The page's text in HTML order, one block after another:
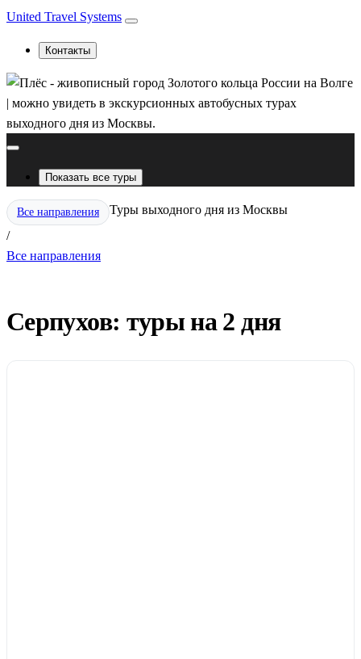
United Travel Systems
Контакты
Показать все туры
Все направления
/
Туры выходного дня из Москвы
Все направления
Серпухов: туры на 2 дня